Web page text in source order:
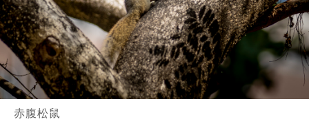
赤腹松鼠